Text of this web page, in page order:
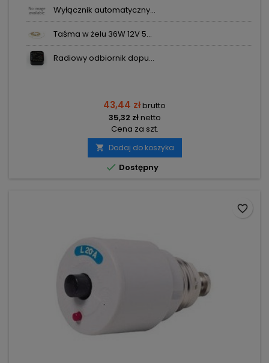
Wyłącznik automatyczny...
Taśma w żelu 36W 12V 5...
Radiowy odbiornik dopu...
43,44 złbrutto
35,32 złnetto
Cena za szt.
 Dodaj do koszyka
 Dostępny
favorite_border